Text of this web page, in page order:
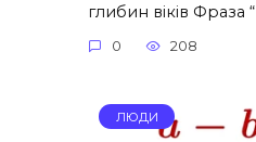
глибин віків Фраза “
0 208
ЛЮДИ